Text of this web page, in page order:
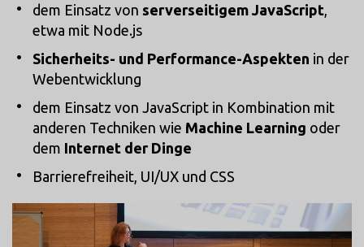
dem Einsatz von serverseitigem JavaScript,
etwa mit Node.js
Sicherheits- und Performance-Aspekten in der
Webentwicklung
dem Einsatz von JavaScript in Kombination mit
anderen Techniken wie Machine Learning oder
dem Internet der Dinge
Barrierefreiheit, UI/UX und CSS